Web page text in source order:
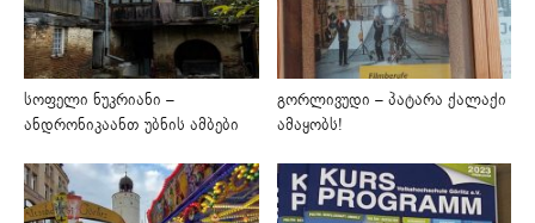
სოფელი ნუკრიანი –
ანდრონიკაანთ უბნის ამბები
გორლივუდი – პატარა ქალაქი
ამაყობს!